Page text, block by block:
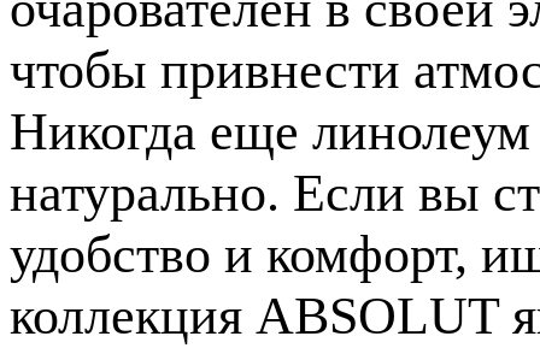
чтобы привнести
Никогда еще линолеум
натурально. Если вы
удобство и комфорт,
коллекция ABSOLUT